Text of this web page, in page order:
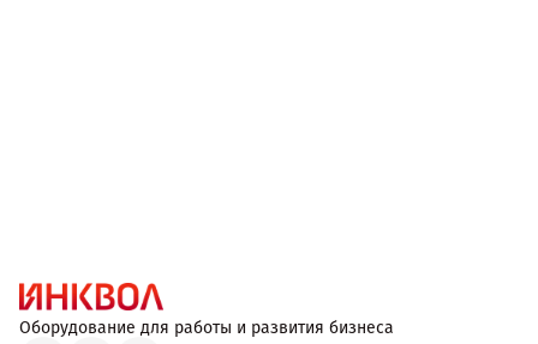
Оборудование для работы и развития бизнеса